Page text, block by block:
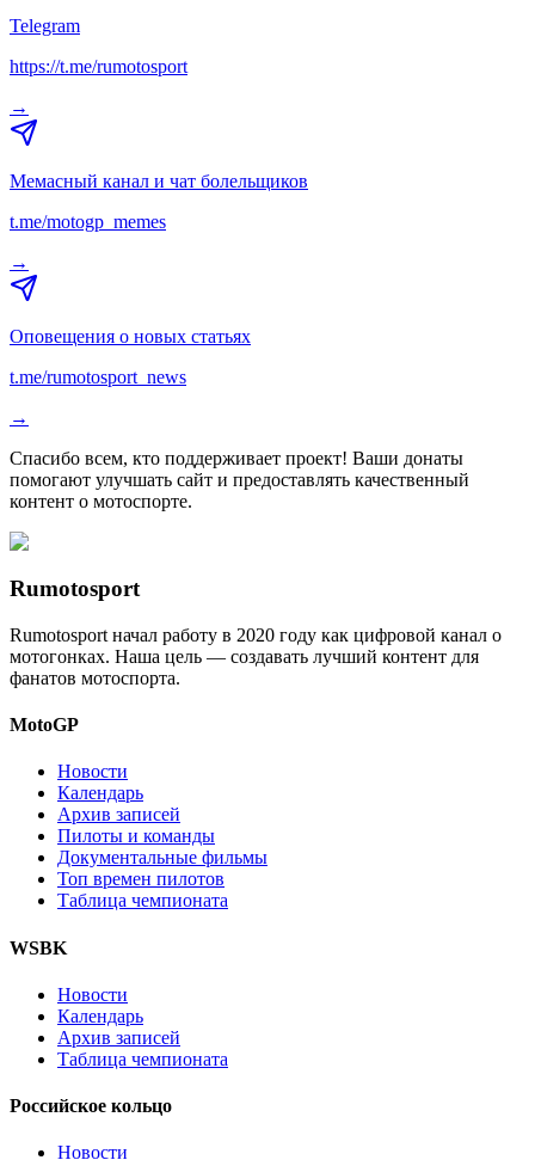
Telegram
https://t.me/rumotosport
→
Мемасный канал и чат болельщиков
t.me/motogp_memes
→
Оповещения о новых статьях
t.me/rumotosport_news
→
Спасибо всем, кто поддерживает проект! Ваши донаты
помогают улучшать сайт и предоставлять качественный
контент о мотоспорте.
Rumotosport
Rumotosport начал работу в 2020 году как цифровой канал о
мотогонках. Наша цель — создавать лучший контент для
фанатов мотоспорта.
MotoGP
Новости
Календарь
Архив записей
Пилоты и команды
Документальные фильмы
Топ времен пилотов
Таблица чемпионата
WSBK
Новости
Календарь
Архив записей
Таблица чемпионата
Российское кольцо
Новости